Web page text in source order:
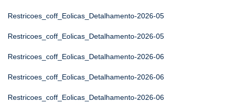
Restricoes_coff_Eolicas_Detalhamento-2026-05
Restricoes_coff_Eolicas_Detalhamento-2026-05
Restricoes_coff_Eolicas_Detalhamento-2026-06
Restricoes_coff_Eolicas_Detalhamento-2026-06
Restricoes_coff_Eolicas_Detalhamento-2026-06